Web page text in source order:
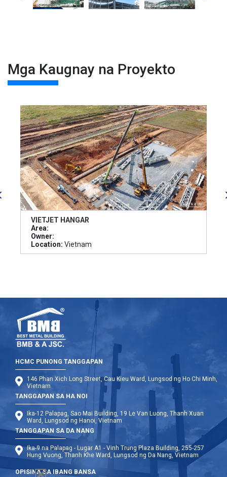
Mga Kaugnay na Proyekto
VIETJET HANGAR
Area:
Owner:
Location: Vietnam
HCMC PUNONG TANGGAPAN
146 Phan Xich Long Street, Cau Kieu Ward, Lungsod ng Ho Chi Minh,
Vietnam
TANGGAPAN SA HA NOI
Ika-12 Palapag, Sao Mai Building, 19 Le Van Luong, Thanh Xuan
Ward, Lungsod ng Hanoi, Vietnam
TANGGAPAN SA DA NANG
Ika-9 na Palapag - Lugar A1 - Vinh Trung Plaza Building, 255-257
Hung Vuong, Thanh Khe Ward, Lungsod ng Da Nang, Vietnam
OPISINA SA IBANG BANSA